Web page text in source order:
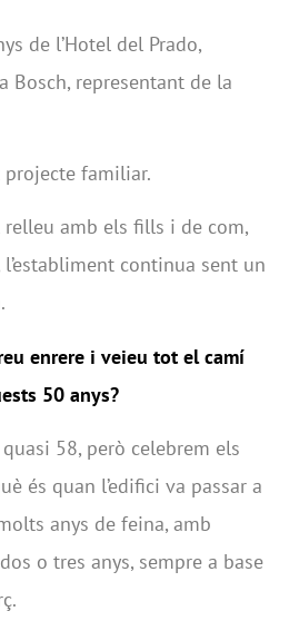
de l’Hotel del Prado,
Bosch, representant de la
projecte familiar.
amb els fills i de com,
continua sent un
enrere i veieu tot el camí
50 anys?
58, però celebrem els
és quan l’edifici va passar a
anys de feina, amb
o tres anys, sempre a base